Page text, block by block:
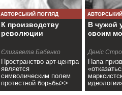
АВТОРСЬКИЙ ПОГЛЯД
К производству
революции
Єлизавета Бабенко
Пространство арт-центра
является
символическим полем
протестной борьбы>>
В чужой
своим
Деніс
Папа